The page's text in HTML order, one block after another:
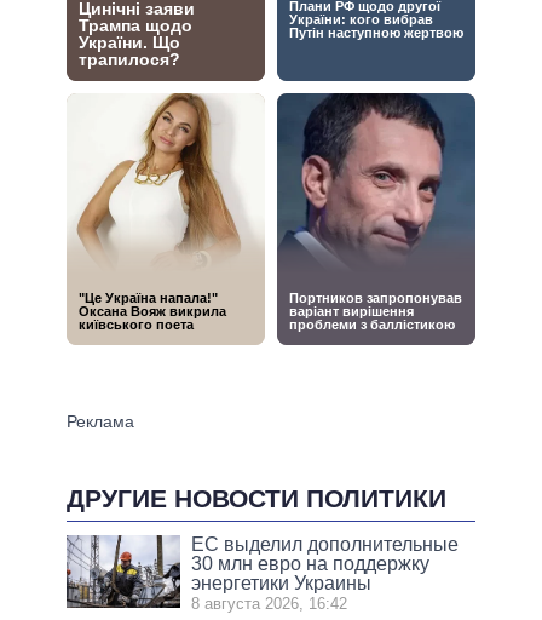
ДРУГИЕ НОВОСТИ ПОЛИТИКИ
ЕС выделил дополнительные
30 млн евро на поддержку
энергетики Украины
8 августа 2026, 16:42